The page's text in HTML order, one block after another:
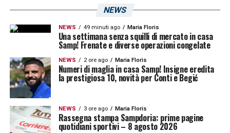
NEWS
NEWS 49 minuti ago Maria Floris
Una settimana senza squilli di mercato in casa
Samp! Frenate e diverse operazioni congelate
NEWS 2 ore ago Maria Floris
Numeri di maglia in casa Samp! Insigne eredita
la prestigiosa 10, novità per Conti e Begić
NEWS 3 ore ago Maria Floris
Rassegna stampa Sampdoria: prime pagine
quotidiani sportivi – 8 agosto 2026